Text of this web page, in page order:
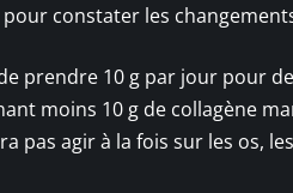
constater les
prendre 10 g par jour pour
moins 10 g de collagène
pas agir à la fois sur les os,